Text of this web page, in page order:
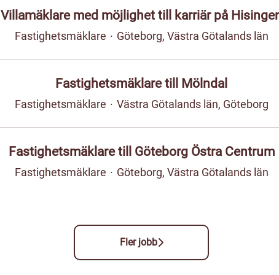
Villamäklare med möjlighet till karriär på
Fastighetsmäklare · Göteborg, Västra Götalands län
Fastighetsmäklare till Mölndal
Fastighetsmäklare · Västra Götalands län, Göteborg
Fastighetsmäklare till Göteborg Östra Centrum
Fastighetsmäklare · Göteborg, Västra Götalands län
Fler jobb